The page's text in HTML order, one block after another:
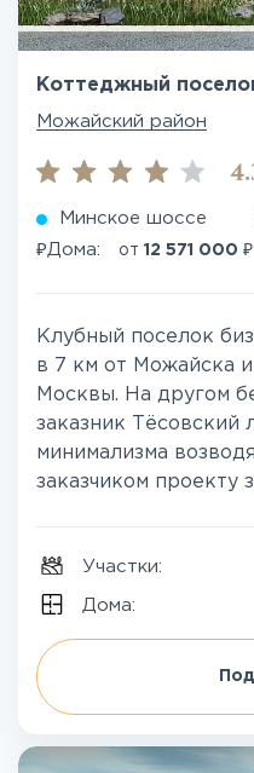
Коттеджный
Можайский район
Минское шоссе
₽Дома: от 12 571 000 ₽
Клубный поселок
в 7 км от Можайска
Москвы. На другом
заказник Тёсовский
минимализма
заказчиком проекту
Участки:
Дома: